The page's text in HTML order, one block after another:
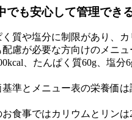
でも安心して管理でき
く質や塩分に制限があり、
慮が必要な方向けのメニュ
、たんぱく質60g、塩分
基準とメニュー表の栄養価
食事ではカリウムとリンは